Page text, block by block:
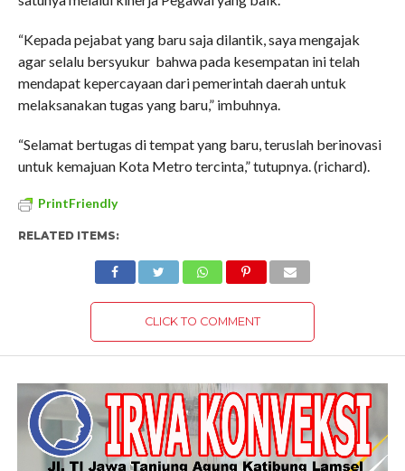
“Kepada pejabat yang baru saja dilantik, saya mengajak
agar selalu bersyukur bahwa pada kesempatan ini telah
mendapat kepercayaan dari pemerintah daerah untuk
melaksanakan tugas yang baru,” imbuhnya.
“Selamat bertugas di tempat yang baru, teruslah berinovasi
untuk kemajuan Kota Metro tercinta,” tutupnya. (richard).
PrintFriendly
RELATED ITEMS:
CLICK TO COMMENT